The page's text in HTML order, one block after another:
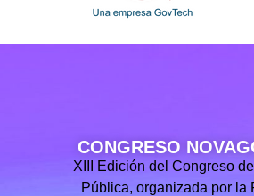
CONGRESO
XIII Edición del Congreso
Pública, organizada por la